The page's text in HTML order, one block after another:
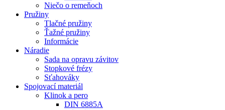
Niečo o remeňoch
Pružiny
Tlačné pružiny
Ťažné pružiny
Informácie
Náradie
Sada na opravu závitov
Stopkové frézy
Sťahováky
Spojovací materiál
Klinok a pero
DIN 6885A